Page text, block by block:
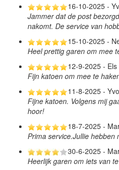
16-10-2025 -
Jammer dat de post
nakomt. De service van
15-10-2025 -
Heel prettig garen om mee
12-9-2025 - Els
Fijn katoen om mee te
11-8-2025 -
Fijne katoen. Volgens mij
hoor!
18-7-2025 -
Prima service.Jullie hebben
30-6-2025 -
Heerlijk garen om iets van